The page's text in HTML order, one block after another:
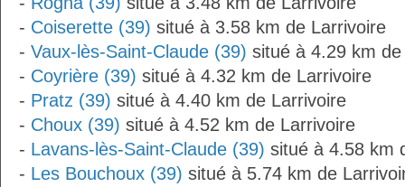
- Coiserette (39) situé à 3.58 km de Larrivoire
- Vaux-lès-Saint-Claude (39) situé à 4.29 km
- Coyrière (39) situé à 4.32 km de Larrivoire
- Pratz (39) situé à 4.40 km de Larrivoire
- Choux (39) situé à 4.52 km de Larrivoire
- Lavans-lès-Saint-Claude (39) situé à 4.58 km
- Les Bouchoux (39) situé à 5.74 km de